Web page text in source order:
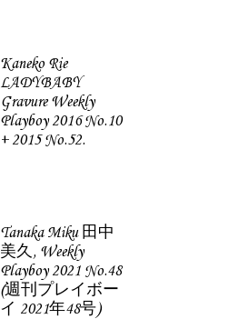
Kaneko Rie
LADYBABY
Gravure Weekly
Playboy 2016 No.10
+ 2015 No.52.
Tanaka Miku 田中
美久, Weekly
Playboy 2021 No.48
(週刊プレイボー
イ 2021年48号)